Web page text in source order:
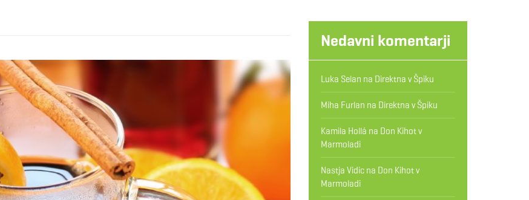
Nedavni komentarji
Luka Selan na Direktna v Špiku
Miha Furlan na Direktna v Špiku
Kamila Hollá na Don Kihot v
Marmoladi
Nastja Vidicna Don Kihot v
Marmoladi